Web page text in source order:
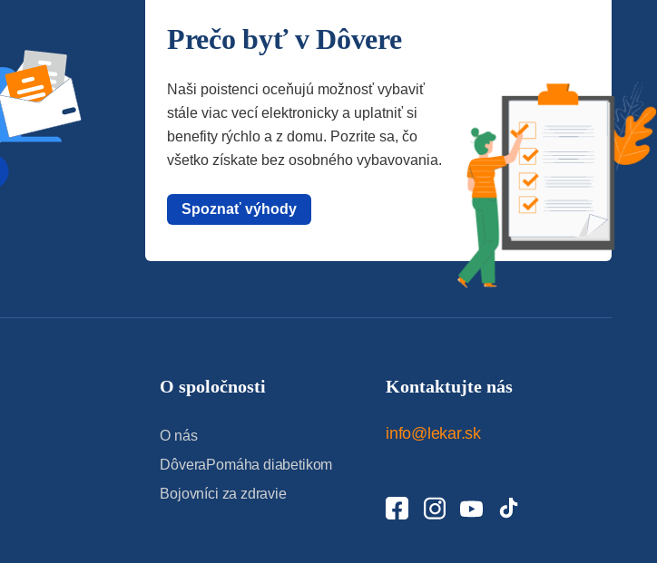
Prečo byť v Dôvere
Naši poistenci oceňujú možnosť vybaviť
stále viac vecí elektronicky a uplatniť si
benefity rýchlo a z domu. Pozrite sa, čo
všetko získate bez osobného vybavovania.
Spoznať výhody
O spoločnosti
O nás
DôveraPomáha diabetikom
Bojovníci za zdravie
Kontaktujte nás
info@lekar.sk